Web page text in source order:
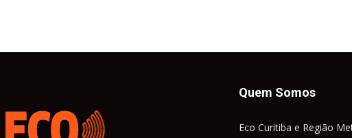
Quem Somos
Eco Curitiba e Região